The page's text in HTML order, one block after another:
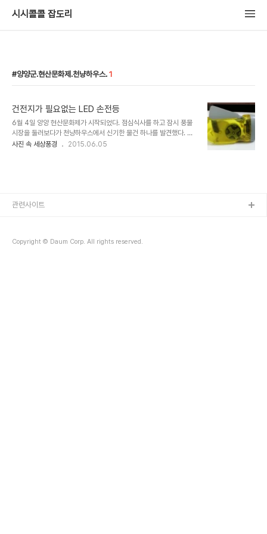
시시콜콜 잡도리
양양군.현산문화제.천냥하우스. 1
건전지가 필요없는 LED 손전등
6월 4일 양양 현산문화제가 시작되었다. 점심식사를 하고 잠시 풍물
시장을 둘러보다가 천냥하우스에서 신기한 물건 하나를 발견했다. 건
전지가 필요없는 LED 손전등인데 손아귀 힘을 키우는 악력기처럼 열
사진 속 세상풍경 2015.06.05
Copyright © Daum Corp. All rights reserved.
관련사이트